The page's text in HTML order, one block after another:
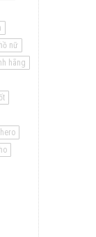
nữ
hãng